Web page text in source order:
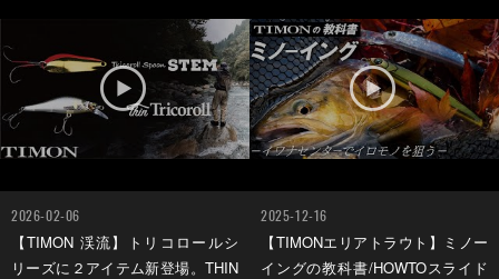
2026-02-06
【TIMON 渓流】トリコロールシ
リーズに２アイテム新登場。THIN
2025-12-16
【TIMONエリアトラウト】ミノー
イングの教科書/HOWTOスライド